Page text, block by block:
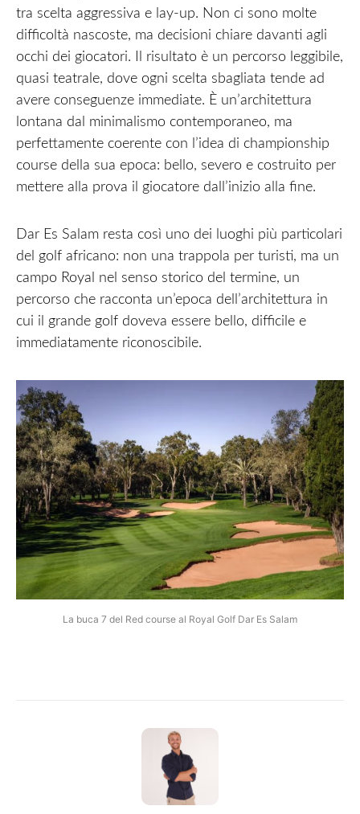
tra scelta aggressiva e lay-up. Non ci sono molte
difficoltà nascoste, ma decisioni chiare davanti agli
occhi dei giocatori. Il risultato è un percorso leggibile,
quasi teatrale, dove ogni scelta sbagliata tende ad
avere conseguenze immediate. È un’architettura
lontana dal minimalismo contemporaneo, ma
perfettamente coerente con l’idea di championship
course della sua epoca: bello, severo e costruito per
mettere alla prova il giocatore dall’inizio alla fine.
Dar Es Salam resta così uno dei luoghi più particolari
del golf africano: non una trappola per turisti, ma un
campo Royal nel senso storico del termine, un
percorso che racconta un’epoca dell’architettura in
cui il grande golf doveva essere bello, difficile e
immediatamente riconoscibile.
La buca 7 del Red course al Royal Golf Dar Es Salam